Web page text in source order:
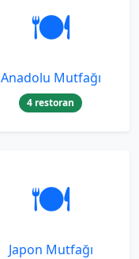
🍽️
Anadolu Mutfağı
4 restoran
🍽️
Japon Mutfağı